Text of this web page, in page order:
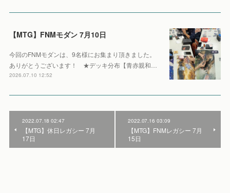
【MTG】FNMモダン 7月10日
今回のFNMモダンは、9名様にお集まり頂きました。
ありがとうございます！ ★デッキ分布【青赤親和…
2026.07.10 12:52
2022.07.18 02:47
【MTG】休日レガシー 7月
17日
2022.07.16 03:09
【MTG】FNMレガシー 7月
15日